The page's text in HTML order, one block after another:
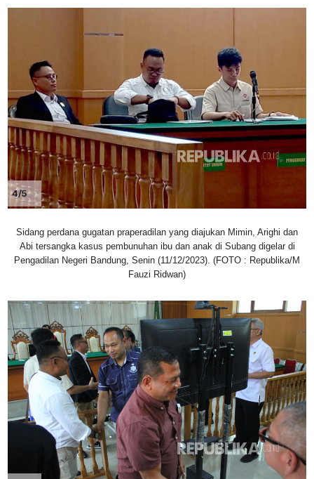
4/5
Sidang perdana gugatan praperadilan yang diajukan Mimin, Arighi dan
Abi tersangka kasus pembunuhan ibu dan anak di Subang digelar di
Pengadilan Negeri Bandung, Senin (11/12/2023). (FOTO : Republika/M
Fauzi Ridwan)